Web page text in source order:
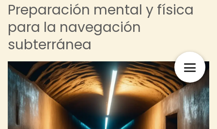
Preparación mental y física
para la navegación
subterránea